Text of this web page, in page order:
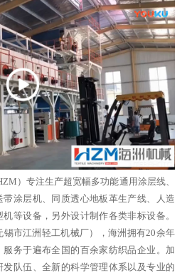
）专注生产超宽幅多功能通用涂层线、
涂层机、同质透心地板革生产线、人造
等设备，另外设计制作各类非标设备。
市江洲轻工机械厂），海洲拥有20余年
务于遍布全国的百余家纺织品企业。加
队伍、全新的科学管理体系以及专业的